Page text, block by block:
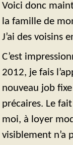
Voici donc
la famille de
J’ai des voisins
C’est
2012, je fais
nouveau job
précaires. Le
moi, à loyer
visiblement n’a